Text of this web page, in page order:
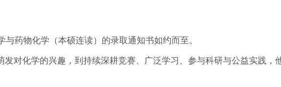
药物化学（本硕连读）的录取通知书如约而至。
发对化学的兴趣，到持续深耕竞赛、广泛学习、参与科研与公益实践，